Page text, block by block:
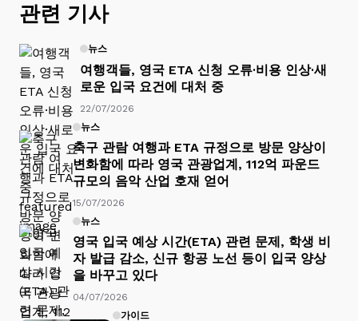
관련 기사
뉴스
여행객들, 영국 ETA 신청 오류·비용 인상·새
로운 입국 요건에 대처 중
22/07/2026
뉴스
축구 관람 여행과 ETA 규정으로 방문 양상이
변화함에 따라 영국 관광업계, 112억 파운드
규모의 음악 산업 호재 얻어
15/07/2026
뉴스
영국 입국 예상 시간(ETA) 관련 문제, 학생 비
자 발급 감소, 신규 항공 노선 등이 입국 양상
을 바꾸고 있다
04/07/2026
가이드